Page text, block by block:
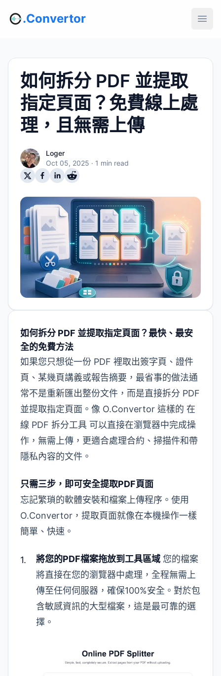
.Convertor
如何拆分 PDF 並提取
指定頁面？免費線上處
理，且無需上傳
Loger
Oct 05, 2025 · 1 min read
如何拆分 PDF 並提取指定頁面？最快、最安
全的免費方法
如果您只想從一份 PDF 裡取出簽字頁、證件
頁、某幾頁講義或報告摘要，最省事的做法通
常不是重新匯出整份文件，而是直接拆分 PDF
並提取指定頁面。像 O.Convertor 這樣的 在
線 PDF 拆分工具 可以直接在瀏覽器中完成操
作，無需上傳，更適合處理合約、掃描件和帶
隱私內容的文件。
只需三步，即可安全提取PDF頁面
忘記繁瑣的軟體安裝和檔案上傳程序。使用
O.Convertor，提取頁面就像在本機操作一樣
簡單、快速。
將您的PDF檔案拖放到工具區域 您的檔案
將直接在您的瀏覽器中處理，全程無需上
傳至任何伺服器，確保100%安全。對於包
含敏感資訊的大型檔案，這是最可靠的選
擇。